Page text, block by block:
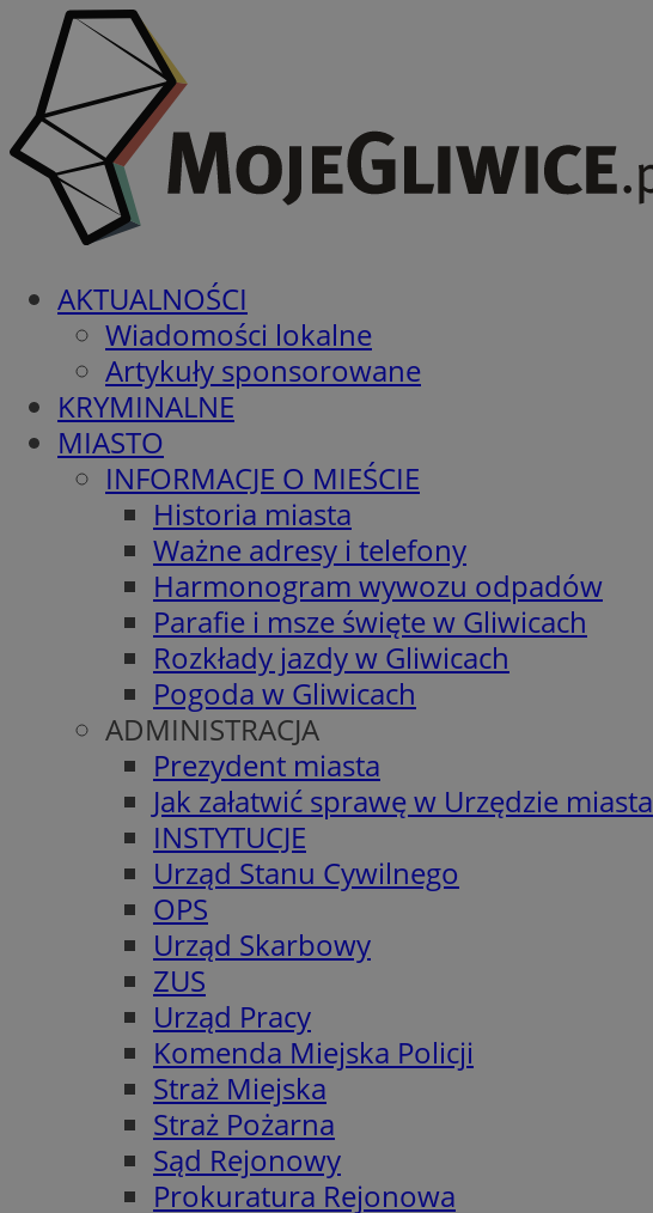
AKTUALNOŚCI
Wiadomości lokalne
Artykuły sponsorowane
KRYMINALNE
MIASTO
INFORMACJE O MIEŚCIE
Historia miasta
Ważne adresy i telefony
Harmonogram wywozu odpadów
Parafie i msze święte w Gliwicach
Rozkłady jazdy w Gliwicach
Pogoda w Gliwicach
ADMINISTRACJA
Prezydent miasta
Jak załatwić sprawę w Urzędzie miasta
INSTYTUCJE
Urząd Stanu Cywilnego
OPS
Urząd Skarbowy
ZUS
Urząd Pracy
Komenda Miejska Policji
Straż Miejska
Straż Pożarna
Sąd Rejonowy
Prokuratura Rejonowa